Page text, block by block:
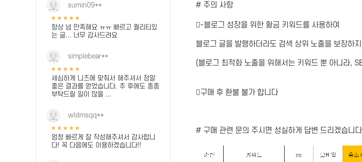
sumin09**
항상 넘 만족해요 ㅠㅠ 빠르고 퀄리티있
는 글... 너무 감사드려요
simplebear**
세심하게 니즈에 맞춰서 해주셔서 정말
좋은 결과를 얻었습니다. 추 후에도 종종
부탁드릴 일이 많을 ...
wldmsqq**
엄청 빠르게 잘 작성해주셔서 감사합니
다! 꼭 다음에도 이용하겠습니다!!
# 주의 사항
-블로그 성장을 위한 황금 키워드를 사용하여
블로그 글을 발행하더라도 검색 상위 노출을 보장하
(블로그 최적화 노출을 위해서는 키워드 뿐 아니라,
구매 후 환불 불가 합니다
# 구매 관련 문의 주시면 성실하게 답변 드리겠습니다